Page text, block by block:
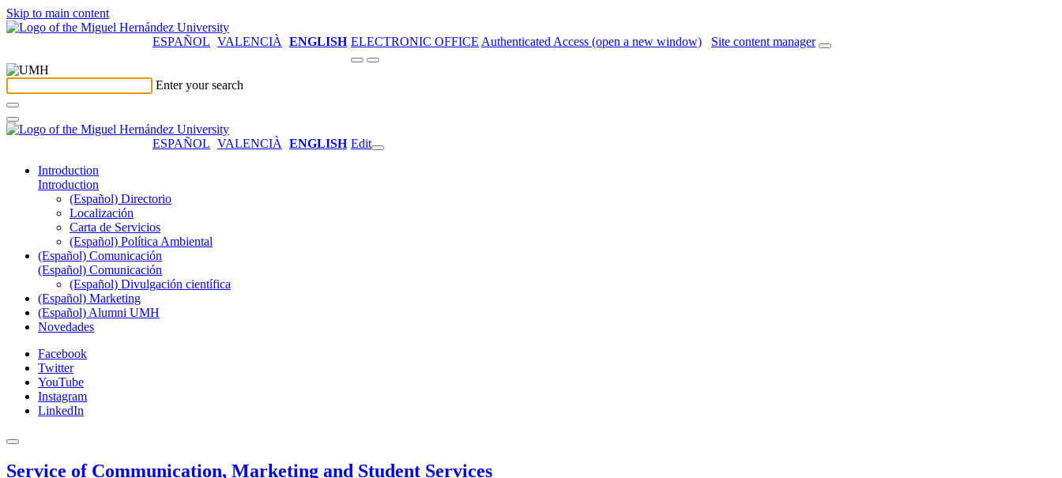
Skip to main content
ESPAÑOL VALENCIÀ ENGLISH ELECTRONIC OFFICE Authenticated Access (open a new window) Site content manager
Enter your search
ESPAÑOL VALENCIÀ ENGLISH Edit
Introduction
Introduction
(Español) Directorio
Localización
Carta de Servicios
(Español) Política Ambiental
(Español) Comunicación
(Español) Comunicación
(Español) Divulgación científica
(Español) Marketing
(Español) Alumni UMH
Novedades
Facebook
Twitter
YouTube
Instagram
LinkedIn
Service of Communication, Marketing and Student Services